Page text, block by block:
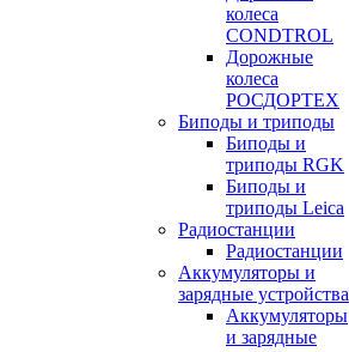
колеса
CONDTROL
Дорожные
колеса
РОСДОРТЕХ
Биподы и триподы
Биподы и
триподы RGK
Биподы и
триподы Leica
Радиостанции
Радиостанции
Аккумуляторы и
зарядные устройства
Аккумуляторы
и зарядные